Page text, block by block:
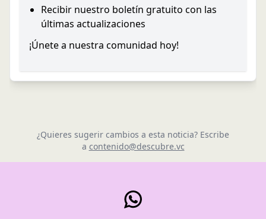
Recibir nuestro boletín gratuito con las
últimas actualizaciones
¡Únete a nuestra comunidad hoy!
¿Quieres sugerir cambios a esta noticia? Escribe
a contenido@descubre.vc